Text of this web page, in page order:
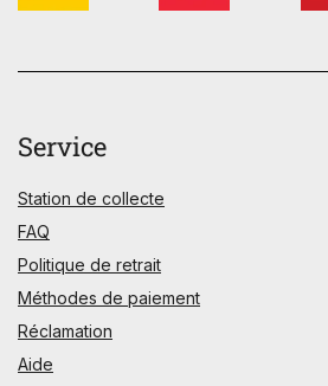
Service
Station de collecte
FAQ
Politique de retrait
Méthodes de paiement
Réclamation
Aide